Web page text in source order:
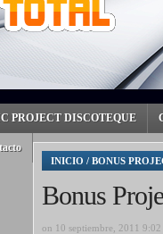
PROJECT DISCOTEQUE
INICIO / BONUS
Bonus
on 10 septiembre, 2011